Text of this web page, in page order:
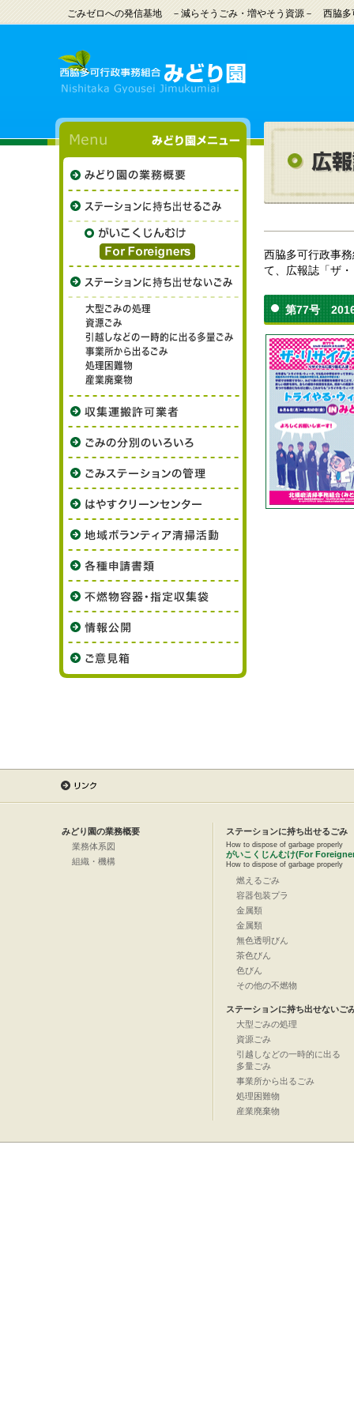
ごみゼロへの発信基地 －減らそうごみ・増やそう資源－ 西脇多
西脇多可行政事
て、広報誌「ザ
第77号
みどり園の業務概要
業務体系図
組織・機構
ステーションに持ち出せるごみ
How to dispose of garbage properly
がいこくじんむけ(For
How to dispose of garbage properly
燃えるごみ
容器包装プラ
金属類
金属類
無色透明びん
茶色びん
色びん
その他の不燃物
ステーションに持ち出せないご
大型ごみの処理
資源ごみ
引越しなどの一時的に出る
多量ごみ
事業所から出るごみ
処理困難物
産業廃棄物